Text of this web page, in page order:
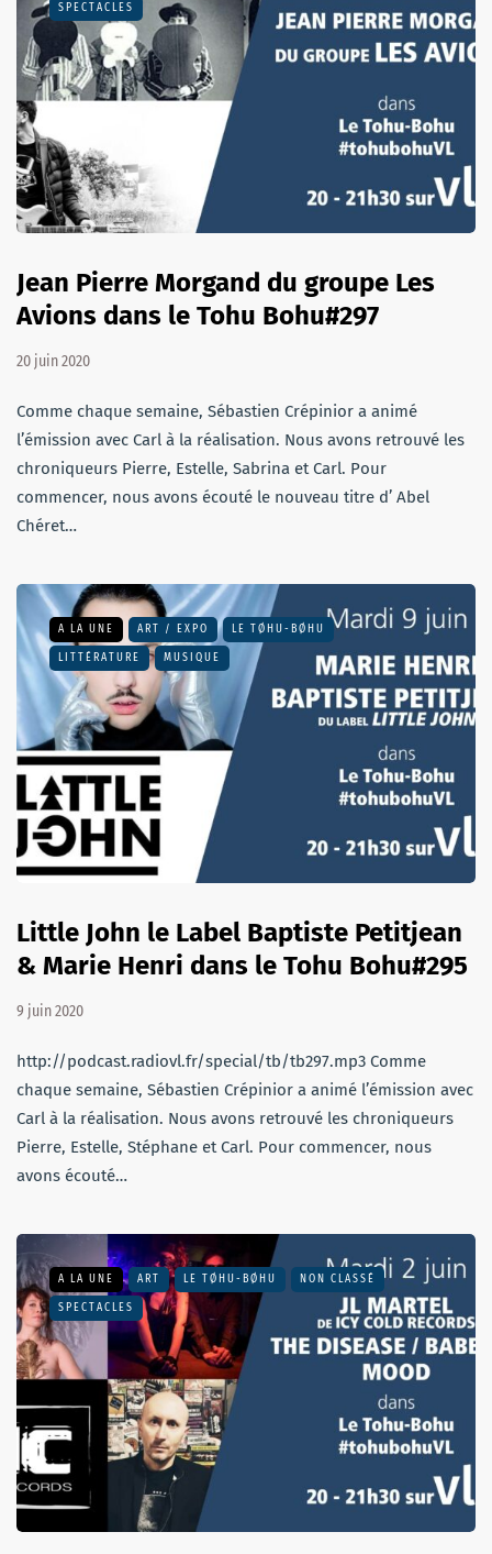
SPECTACLES
Jean Pierre Morgand du groupe Les
Avions dans le Tohu Bohu#297
20 juin 2020
Comme chaque semaine, Sébastien Crépinior a animé
l’émission avec Carl à la réalisation. Nous avons retrouvé les
chroniqueurs Pierre, Estelle, Sabrina et Carl. Pour
commencer, nous avons écouté le nouveau titre d’ Abel
Chéret…
A LA UNE ART / EXPO LE TØHU-BØHU
LITTÉRATURE MUSIQUE
Little John le Label Baptiste Petitjean
& Marie Henri dans le Tohu Bohu#295
9 juin 2020
http://podcast.radiovl.fr/special/tb/tb297.mp3 Comme
chaque semaine, Sébastien Crépinior a animé l’émission avec
Carl à la réalisation. Nous avons retrouvé les chroniqueurs
Pierre, Estelle, Stéphane et Carl. Pour commencer, nous
avons écouté…
A LA UNE ART LE TØHU-BØHU NON CLASSÉ
SPECTACLES